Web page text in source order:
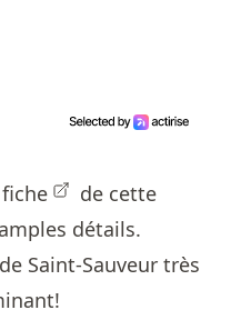
fiche
de cette
détails.
de Saint-Sauveur très